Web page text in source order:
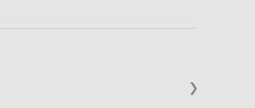
❯